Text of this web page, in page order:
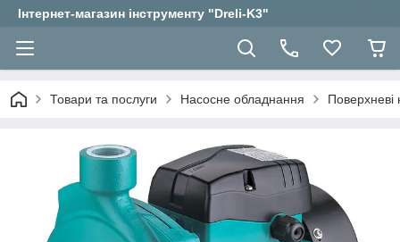
Інтернет-магазин інструменту "Dreli-K3"
Товари та послуги Насосне обладнання Поверхневі